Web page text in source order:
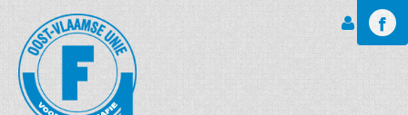
Inloggen